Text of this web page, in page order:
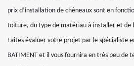
prix d’installation de chêneaux sont en
toiture, du type de matériau à installer et de
Faites évaluer votre projet par le spécialiste
BATIMENT et il vous fournira en très peu de